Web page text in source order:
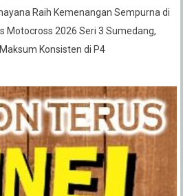
Raih Kemenangan Sempurna di
Motocross 2026 Seri 3 Sumedang,
Konsisten di P4